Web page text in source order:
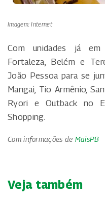
Imagem: Internet
Com unidades já em
Fortaleza, Belém e
João Pessoa para se
Mangai, Tio Armênio,
Ryori e Outback no
Shopping.
Com informações de MaisPB
Veja também